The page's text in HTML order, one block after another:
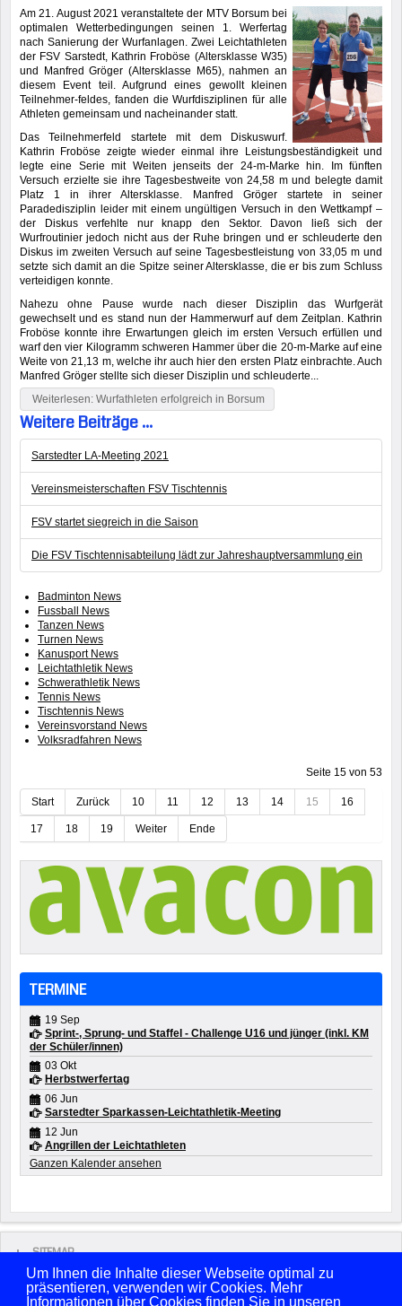
Um Ihnen die Inhalte dieser Webseite optimal zu
präsentieren, verwenden wir Cookies. Mehr
Informationen über Cookies finden Sie in unseren
Am 21. August 2021 veranstaltete der MTV Borsum bei
optimalen Wetterbedingungen seinen 1. Werfertag
nach Sanierung der Wurfanlagen. Zwei Leichtathleten
der FSV Sarstedt, Kathrin Froböse (Altersklasse W35)
und Manfred Gröger (Altersklasse M65), nahmen an
diesem Event teil. Aufgrund eines gewollt kleinen
Teilnehmer-feldes, fanden die Wurfdisziplinen für alle
Athleten gemeinsam und nacheinander statt.
Das Teilnehmerfeld startete mit dem Diskuswurf.
Kathrin Froböse zeigte wieder einmal ihre Leistungsbeständigkeit und
legte eine Serie mit Weiten jenseits der 24-m-Marke hin. Im fünften
Versuch erzielte sie ihre Tagesbestweite von 24,58 m und belegte damit
Platz 1 in ihrer Altersklasse. Manfred Gröger startete in seiner
Paradedisziplin leider mit einem ungültigen Versuch in den Wettkampf –
der Diskus verfehlte nur knapp den Sektor. Davon ließ sich der
Wurfroutinier jedoch nicht aus der Ruhe bringen und er schleuderte den
Diskus im zweiten Versuch auf seine Tagesbestleistung von 33,05 m und
setzte sich damit an die Spitze seiner Altersklasse, die er bis zum Schluss
verteidigen konnte.
Nahezu ohne Pause wurde nach dieser Disziplin das Wurfgerät
gewechselt und es stand nun der Hammerwurf auf dem Zeitplan. Kathrin
Froböse konnte ihre Erwartungen gleich im ersten Versuch erfüllen und
warf den vier Kilogramm schweren Hammer über die 20-m-Marke auf eine
Weite von 21,13 m, welche ihr auch hier den ersten Platz einbrachte. Auch
Manfred Gröger stellte sich dieser Disziplin und schleuderte...
Weiterlesen: Wurfathleten erfolgreich in Borsum
Weitere Beiträge ...
Sarstedter LA-Meeting 2021
Vereinsmeisterschaften FSV Tischtennis
FSV startet siegreich in die Saison
Die FSV Tischtennisabteilung lädt zur Jahreshauptversammlung ein
Badminton News
Fussball News
Tanzen News
Turnen News
Kanusport News
Leichtathletik News
Schwerathletik News
Tennis News
Tischtennis News
Vereinsvorstand News
Volksradfahren News
Seite 15 von 53
Start Zurück 10 11 12 13 14 15 16
17 18 19 Weiter Ende
TERMINE
19 Sep
Sprint-, Sprung- und Staffel - Challenge U16 und jünger (inkl. KM
der Schüler/innen)
03 Okt
Herbstwerfertag
06 Jun
Sarstedter Sparkassen-Leichtathletik-Meeting
12 Jun
Angrillen der Leichtathleten
Ganzen Kalender ansehen
SITEMAP
Copyright © 2026 FSV Sarstedt von 1861 e.V. Alle Rechte vorbehalten.